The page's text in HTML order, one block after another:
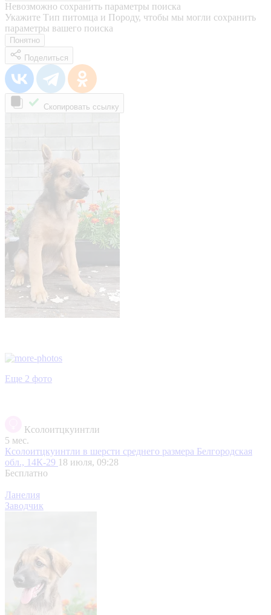
Невозможно сохранить параметры поиска
Укажите Тип питомца и Породу, чтобы мы могли сохранить
параметры вашего поиска
Понятно
Поделиться
Скопировать ссылку
Еще 2 фото
Ксолоитцкуинтли
5 мес.
Ксолоитцкуинтли в шерсти среднего размера Белгородская
обл., 14К-29 18 июля, 09:28
Бесплатно
Ланелия
Заводчик